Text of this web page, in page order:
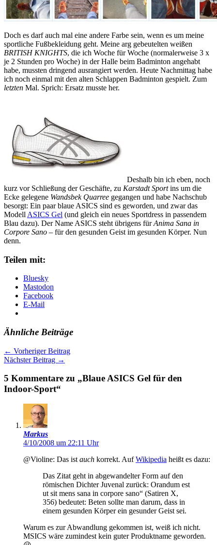
Doch es darf auch mal eine andere Farbe sein, wenn es um meine
sportliche Fußbekleidung geht. Meine arg gebeutelten weißen
BRITISH KNIGHTS, die ich Woche für Woche (normalerweise 3 x
je 2 Stunden pro Woche) in der Halle beim Badminton angehabt
habe, mussten dringend ausrangiert werden. Heute Nachmittag habe
ich noch einmal mit den alten Schlappen Badminton gespielt. Zum
letzten Mal. Sprich: Ersatz musste her.
Deshalb bin ich eben, noch
kurz vor Schließung der Geschäfte, zu Karstadt Sportins um die
Ecke gelegene Wandsbek Quarree gegangen und habe Nachschub
besorgt: Ein paar blaue ASICS sind es geworden, und zwar das
Modell ASICS Gel (und gleich ein neues Sportdress in passendem
Blau dazu). Der Name ASICS steht übrigens fürAnima Sana in
Corpore Sano – für den gesunden Geist im gesunden Körper. Nun
denn.
Teilen mit:
Bluesky
Mastodon
Facebook
E-Mail
Ähnliche Beiträge
← Vorheriger Beitrag
Nächster Beitrag →
5 Kommentare zu „Blaue ASICS Gel für den
Indoor-Sport“
Markus
4/10/2008 um 22:11 Uhr
@Violine: Das ist auch korrekt. AufWikipedia heißt es dazu:
Das Zitat geht in abgewandelter Form auf den
römischen Dichter Juvenal zurück: Orandum est
ut sit mens sana in corpore sano“ (Satiren X,
356) bedeutet: Beten sollte man darum, dass in
einem gesunden Körper ein gesunder Geist sei.
Warum es zur Abwandlung gekommen ist, weiß ich nicht.
MSICS wäre zumindest kein guter Produktname geworden.